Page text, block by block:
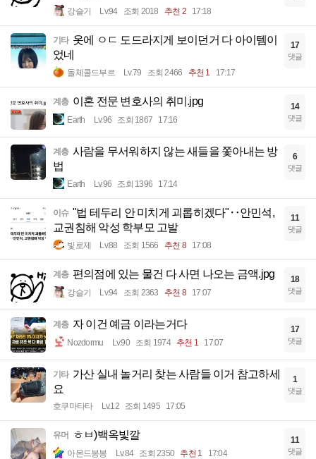
강슬기 Lv.94 조회 2018 추천 2 17:18
기타 옷에 ㅇㄷ 도드라지게 보이던거 다 아이템이
었네
돌체콜드부르 Lv.79 조회 2466 추천 1 17:17
17
댓글
계층 이혼 전문 변호사의 취미.jpg
Earth Lv.96 조회 1867 17:16
14
댓글
계층 사람을 무서워하지 않는 새들을 쫓아내는 방
법
Earth Lv.96 조회 1396 17:14
6
댓글
이슈 "법 테두리 안 미치게 괴롭히겠다"‥안민석,
교권침해 악성 학부모 고발
빛로제 Lv.88 조회 1566 추천 8 17:08
11
댓글
계층 편의점에 있는 물건 다 사면 나오는 금액.jpg
강슬기 Lv.94 조회 2363 추천 8 17:07
18
댓글
계층 자 이건 예금 이라는거다
Nozdormu Lv.90 조회 1974 추천 1 17:07
17
댓글
기타 가산 실내 놀거리 찾는 사람들 이거 참고하세
요
호쿠마타타 Lv.12 조회 1495 17:05
1
댓글
유머 ㅎㅂ)백옥빛깔
아몬드봉봉 Lv.84 조회 2350 추천 1 17:04
11
댓글